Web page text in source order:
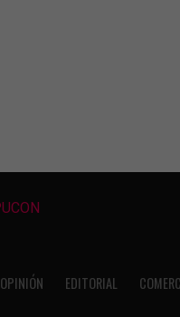
OPINIÓN EDITORIAL